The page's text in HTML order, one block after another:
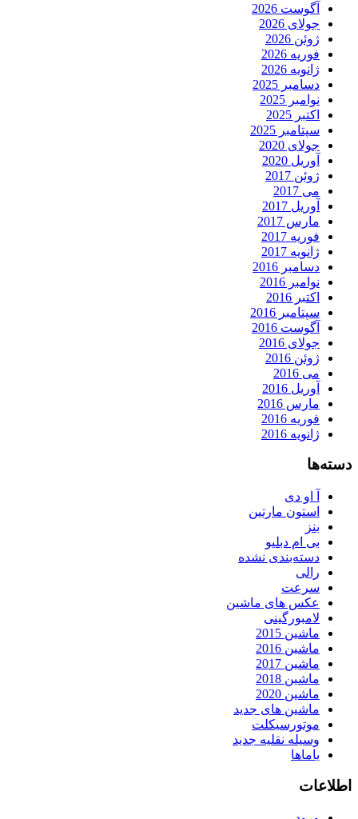
آگوست 2026
جولای 2026
ژوئن 2026
فوریه 2026
ژانویه 2026
دسامبر 2025
نوامبر 2025
اکتبر 2025
سپتامبر 2025
جولای 2020
آوریل 2020
ژوئن 2017
می 2017
آوریل 2017
مارس 2017
فوریه 2017
ژانویه 2017
دسامبر 2016
نوامبر 2016
اکتبر 2016
سپتامبر 2016
آگوست 2016
جولای 2016
ژوئن 2016
می 2016
آوریل 2016
مارس 2016
فوریه 2016
ژانویه 2016
دسته‌ها
آ او دی
استون مارتین
بنز
بی ام دبلیو
دسته‌بندی نشده
رالی
سرعت
عکس های ماشین
لامبورگینی
ماشین 2015
ماشین 2016
ماشین 2017
ماشین 2018
ماشین 2020
ماشین های جدید
موتورسیکلت
وسیله نقلیه جدید
یاماها
اطلاعات